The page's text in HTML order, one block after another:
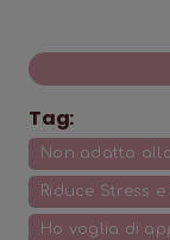
Tag:
Non adatto
Riduce Stress e
Ho voglia di